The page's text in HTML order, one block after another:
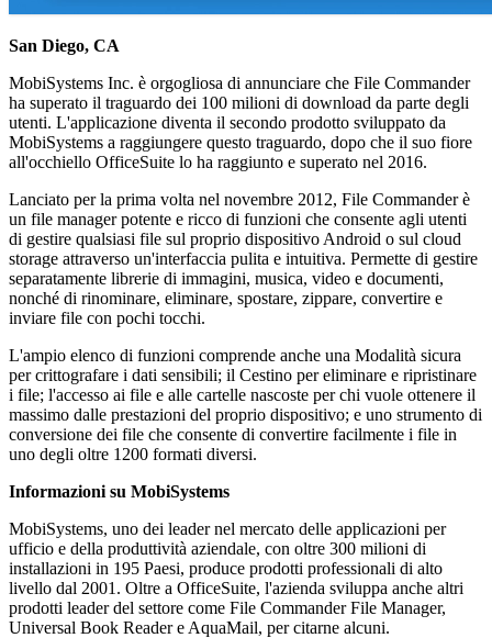
San Diego, CA
MobiSystems Inc. è orgogliosa di annunciare che File Commander
ha superato il traguardo dei 100 milioni di download da parte degli
utenti. L'applicazione diventa il secondo prodotto sviluppato da
MobiSystems a raggiungere questo traguardo, dopo che il suo fiore
all'occhiello OfficeSuite lo ha raggiunto e superato nel 2016.
Lanciato per la prima volta nel novembre 2012, File Commander è
un file manager potente e ricco di funzioni che consente agli utenti
di gestire qualsiasi file sul proprio dispositivo Android o sul cloud
storage attraverso un'interfaccia pulita e intuitiva. Permette di gestire
separatamente librerie di immagini, musica, video e documenti,
nonché di rinominare, eliminare, spostare, zippare, convertire e
inviare file con pochi tocchi.
L'ampio elenco di funzioni comprende anche una Modalità sicura
per crittografare i dati sensibili; il Cestino per eliminare e ripristinare
i file; l'accesso ai file e alle cartelle nascoste per chi vuole ottenere il
massimo dalle prestazioni del proprio dispositivo; e uno strumento di
conversione dei file che consente di convertire facilmente i file in
uno degli oltre 1200 formati diversi.
Informazioni su MobiSystems
MobiSystems, uno dei leader nel mercato delle applicazioni per
ufficio e della produttività aziendale, con oltre 300 milioni di
installazioni in 195 Paesi, produce prodotti professionali di alto
livello dal 2001. Oltre a OfficeSuite, l'azienda sviluppa anche altri
prodotti leader del settore come File Commander File Manager,
Universal Book Reader e AquaMail, per citarne alcuni.